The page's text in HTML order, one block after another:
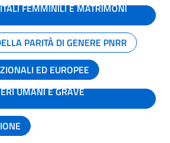
FEMMINILI E MATRIMONI
PARITÀ DI GENERE PNRR
ED EUROPEE
UMANI E GRAVE